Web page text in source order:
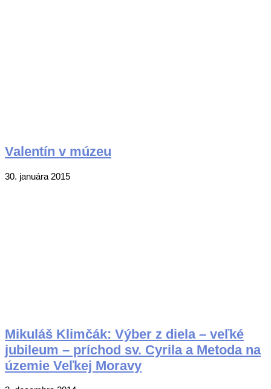
Valentín v múzeu
2015-
30. januára 2015
Mikuláš Klimčák: Výber z diela – veľké
jubileum – príchod sv. Cyrila a Metoda na
územie Veľkej Moravy